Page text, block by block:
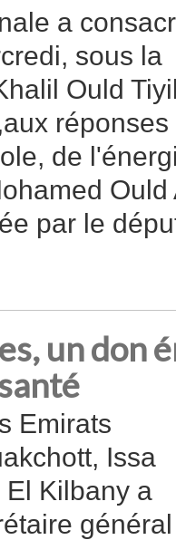
a
sous la
Ould
réponses
de
par le
un don
Emirats
Issa
Kilbany a
général